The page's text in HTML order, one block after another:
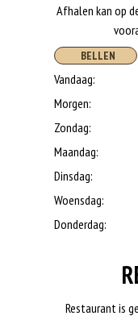
Afhalen kan op
BELLEN
Vandaag:
Morgen:
Zondag:
Maandag:
Dinsdag:
Woensdag:
Donderdag:
Restaurant is